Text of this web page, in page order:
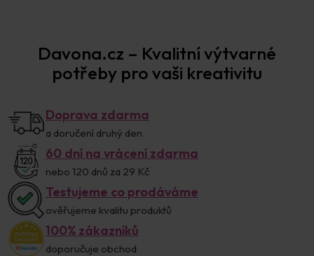
Davona.cz – Kvalitní výtvarné
potřeby pro vaši kreativitu
Doprava zdarma
a doručení druhý den
60 dní na vrácení zdarma
nebo 120 dnů za 29 Kč
Testujeme co prodáváme
ověřujeme kvalitu produktů
100% zákazníků
doporučuje obchod